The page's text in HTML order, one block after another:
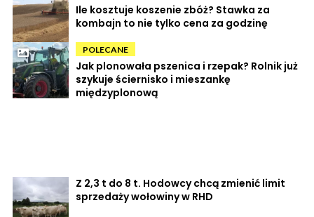
Ile kosztuje koszenie zbóż? Stawka za
kombajn to nie tylko cena za godzinę
POLECANE
Jak plonowała pszenica i rzepak? Rolnik już
szykuje ściernisko i mieszankę
międzyplonową
Z 2,3 t do 8 t. Hodowcy chcą zmienić limit
sprzedaży wołowiny w RHD